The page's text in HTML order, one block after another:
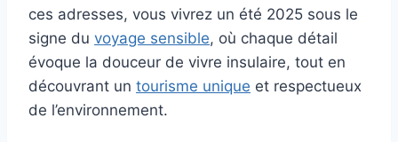
ces adresses, vous vivrez un été 2025 sous le
signe du voyage sensible, où chaque détail
évoque la douceur de vivre insulaire, tout en
découvrant un tourisme unique et respectueux
de l’environnement.